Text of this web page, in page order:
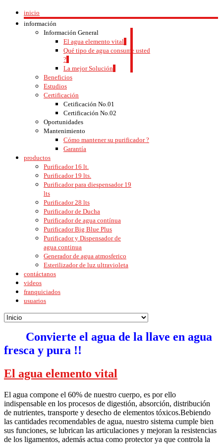
inicio
información
Información General
El agua elemento vital
Qué tipo de agua consume usted
?
La mejor Solución
Beneficios
Estudios
Certificación
Cetificación No.01
Certificación No.02
Oportunidades
Mantenimiento
Cómo mantener su purificador ?
Garantía
productos
Purificador 16 lt.
Purificador 19 lts.
Purificador para diespensador 19
lts
Purificador 28 lts
Purificador de Ducha
Purificador de agua contínua
Purificador Big Blue Plus
Purificador y Dispensador de
agua continua
Generador de agua atmosferico
Esterilizador de luz ultravioleta
contáctanos
videos
franquiciados
usuarios
Convierte el agua de la llave en agua
fresca y pura !!
El agua elemento vital
El agua compone el 60% de nuestro cuerpo, es por ello
indispensable en los procesos de digestión, absorción, distribución
de nutrientes, transporte y desecho de elementos tóxicos.Bebiendo
las cantidades recomendables de agua, nuestro sistema cumple bien
sus funciones, se lubrican las articulaciones y mejoran la resistencias
de los ligamentos, además actua como protector ya que controla la